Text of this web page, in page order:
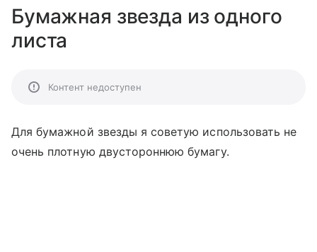
Бумажная звезда из одного
листа
Контент недоступен
Для бумажной звезды я советую использовать не
очень плотную двустороннюю бумагу.